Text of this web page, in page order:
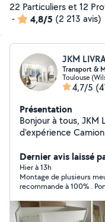
22 Particuliers et 12
-
4,8/5 (2 213 avis)
JKM
Transport &
Toulouse
4,7/5
Présentation
Bonjour à tous, JKM
d'expérience
etc) - Transport
& Installation (tout types) Dynamique et
nous proposons un
s'adapter à votre
question n'hésitez
répondre.
Dernier avis laissé
Hier à 13h
Montage de plusieurs
recommande à 100% .